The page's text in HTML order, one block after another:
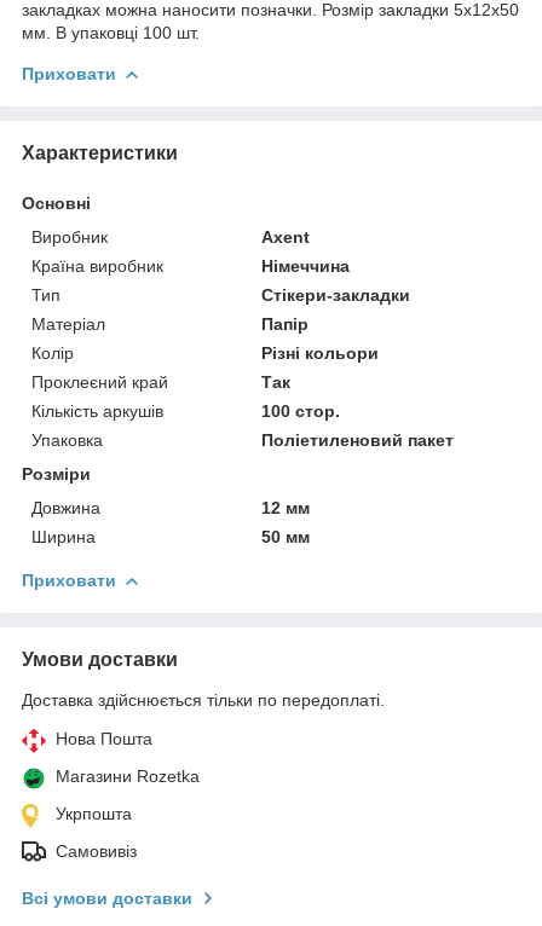
закладках можна наносити позначки. Розмір закладки 5х12х50
мм. В упаковці 100 шт.
Приховати
Характеристики
Основні
Виробник
Axent
Країна виробник
Німеччина
Тип
Стікери-закладки
Матеріал
Папір
Колір
Різні кольори
Проклеєний край
Так
Кількість аркушів
100 стор.
Упаковка
Поліетиленовий пакет
Розміри
Довжина
12 мм
Ширина
50 мм
Приховати
Умови доставки
Доставка здійснюється тільки по передоплаті.
Нова Пошта
Магазини Rozetka
Укрпошта
Самовивіз
Всі умови доставки